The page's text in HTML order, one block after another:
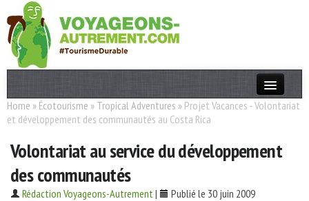
Actualités
Destinations
Acteurs
Home » Écotourisme » Tropical Adventures » Projet Vacances - Volontariat
et développement des communautés au Costa Rica
Volontariat au service du développement
des communautés
Rédaction Voyageons-Autrement| Publié le 30 juin 2009